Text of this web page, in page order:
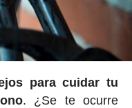
para cuidar tu
. ¿Se te ocurre